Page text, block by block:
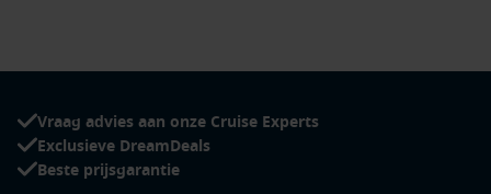
Vraag advies aan onze Cruise Experts
Exclusieve DreamDeals
Beste prijsgarantie